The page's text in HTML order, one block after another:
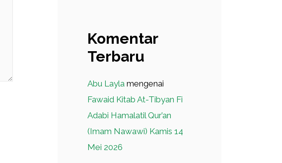
Komentar
Terbaru
Abu Layla mengenai
Fawaid Kitab At-Tibyan Fi
Adabi Hamalatil Qur’an
(Imam Nawawi) Kamis 14
Mei 2026